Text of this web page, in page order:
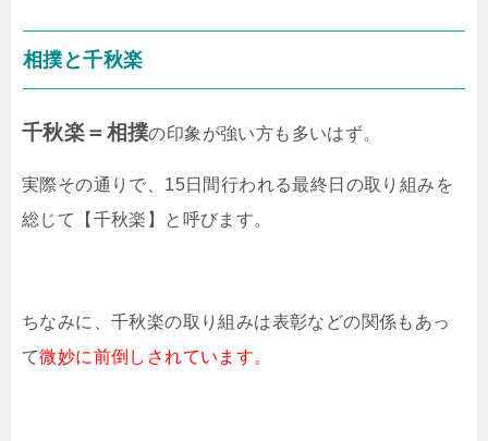
相撲と千秋楽
千秋楽＝相撲の印象が強い方も多いはず。
実際その通りで、15日間行われる最終日の取り組みを
総じて【千秋楽】と呼びます。
ちなみに、千秋楽の取り組みは表彰などの関係もあっ
て微妙に前倒しされています。